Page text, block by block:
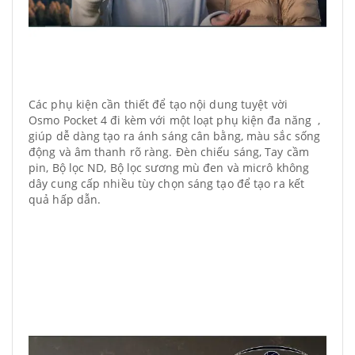
Các phụ kiện cần thiết để tạo nội dung tuyệt vời
Osmo Pocket 4 đi kèm với một loạt phụ kiện đa năng ,
giúp dễ dàng tạo ra ánh sáng cân bằng, màu sắc sống
động và âm thanh rõ ràng. Đèn chiếu sáng, Tay cầm
pin, Bộ lọc ND, Bộ lọc sương mù đen và micrô không
dây cung cấp nhiều tùy chọn sáng tạo để tạo ra kết
quả hấp dẫn.